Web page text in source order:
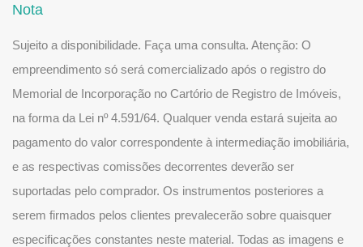
Nota
Sujeito a disponibilidade. Faça uma consulta. Atenção: O
empreendimento só será comercializado após o registro do
Memorial de Incorporação no Cartório de Registro de Imóveis,
na forma da Lei nº 4.591/64. Qualquer venda estará sujeita ao
pagamento do valor correspondente à intermediação imobiliária,
e as respectivas comissões decorrentes deverão ser
suportadas pelo comprador. Os instrumentos posteriores a
serem firmados pelos clientes prevalecerão sobre quaisquer
especificações constantes neste material. Todas as imagens e